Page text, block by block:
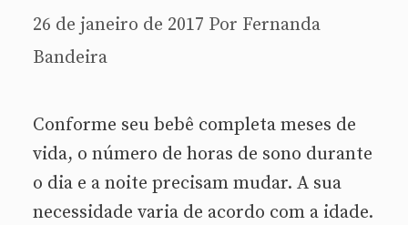
26 de janeiro de 2017 Por Fernanda
Bandeira
Conforme seu bebê completa meses de
vida, o número de horas de sono durante
o dia e a noite precisam mudar. A sua
necessidade varia de acordo com a idade.